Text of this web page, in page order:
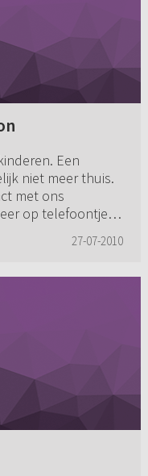
Een
niet meer thuis.
met ons
op telefoontjes,
27-07-2010